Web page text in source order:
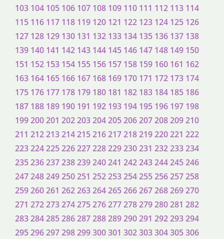
103 104 105 106 107 108 109 110 111 112 113 114
115 116 117 118 119 120 121 122 123 124 125 126
127 128 129 130 131 132 133 134 135 136 137 138
139 140 141 142 143 144 145 146 147 148 149 150
151 152 153 154 155 156 157 158 159 160 161 162
163 164 165 166 167 168 169 170 171 172 173 174
175 176 177 178 179 180 181 182 183 184 185 186
187 188 189 190 191 192 193 194 195 196 197 198
199200201 202203204205206207208209210
211 212213214215216217218219220221 222
223224225226227228229230231 232233234
235236237238239240241 242243244245246
247248249250251 252253254255256257258
259260261 262263264265266267268269270
271 272273274275276277278279280281 282
283284285286287288289290291 292293294
295296297298299300301 302303304305306